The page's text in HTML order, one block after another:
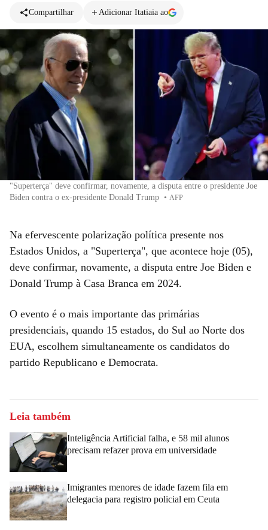
Compartilhar
Adicionar Itatiaia ao
"Superterça" deve confirmar, novamente, a disputa entre o presidente Joe
Biden contra o ex-presidente Donald Trump • AFP
Na efervescente polarização política presente nos
Estados Unidos, a "Superterça", que acontece hoje (05),
deve confirmar, novamente, a disputa entre Joe Biden e
Donald Trump à Casa Branca em 2024.
O evento é o mais importante das primárias
presidenciais, quando 15 estados, do Sul ao Norte dos
EUA, escolhem simultaneamente os candidatos do
partido Republicano e Democrata.
Leia também
Inteligência Artificial falha, e 58 mil alunos
precisam refazer prova em universidade
Imigrantes menores de idade fazem fila em
delegacia para registro policial em Ceuta